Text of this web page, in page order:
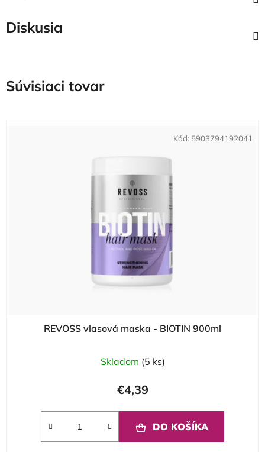
Diskusia
Súvisiaci tovar
REVOSS vlasová maska - BIOTIN 900ml
Skladom (5 ks)
€4,39
DO KOŠÍKA
Kód: 5903794192041